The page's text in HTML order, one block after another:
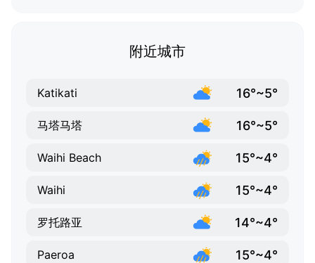
附近城市
Katikati 16°~5°
马塔马塔 16°~5°
Waihi Beach 15°~4°
Waihi 15°~4°
罗托路亚 14°~4°
Paeroa 15°~4°